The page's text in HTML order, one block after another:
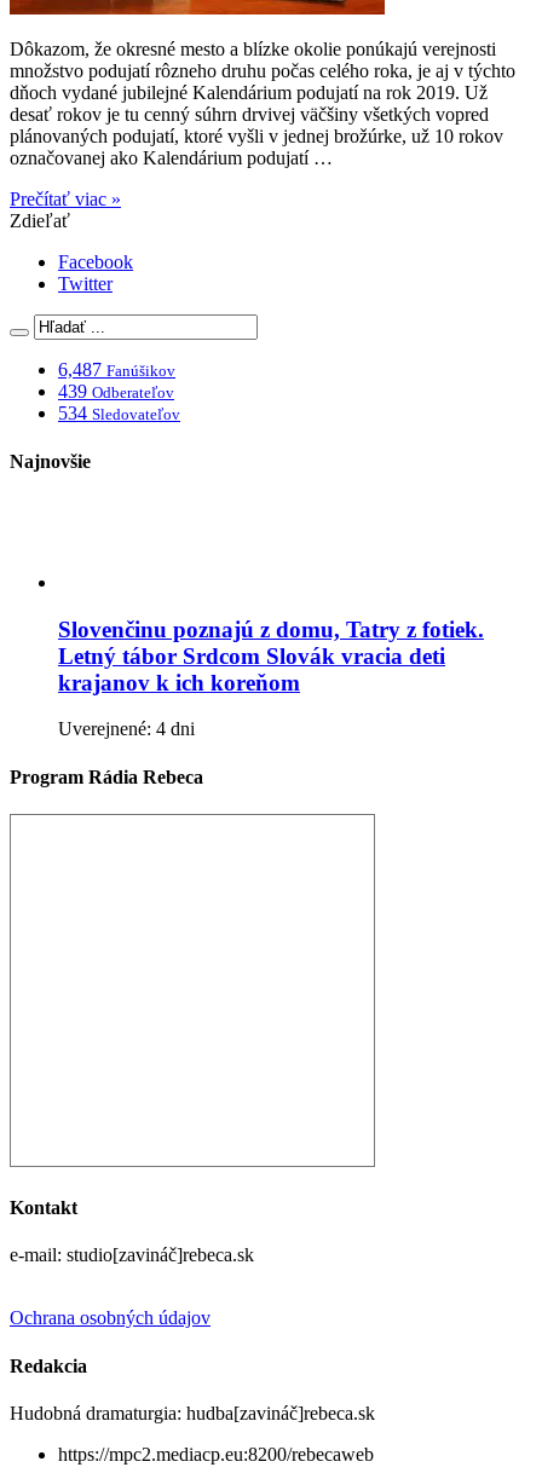
Dôkazom, že okresné mesto a blízke okolie ponúkajú verejnosti
množstvo podujatí rôzneho druhu počas celého roka, je aj v týchto
dňoch vydané jubilejné Kalendárium podujatí na rok 2019. Už
desať rokov je tu cenný súhrn drvivej väčšiny všetkých vopred
plánovaných podujatí, ktoré vyšli v jednej brožúrke, už 10 rokov
označovanej ako Kalendárium podujatí …
Prečítať viac »
Zdieľať
Facebook
Twitter
6,487 Fanúšikov
439 Odberateľov
534 Sledovateľov
Najnovšie
Slovenčinu poznajú z domu, Tatry z fotiek.
Letný tábor Srdcom Slovák vracia deti
krajanov k ich koreňom
Uverejnené: 4 dni
Program Rádia Rebeca
Kontakt
e-mail: studio[zavináč]rebeca.sk
Ochrana osobných údajov
Redakcia
Hudobná dramaturgia: hudba[zavináč]rebeca.sk
https://mpc2.mediacp.eu:8200/rebecaweb